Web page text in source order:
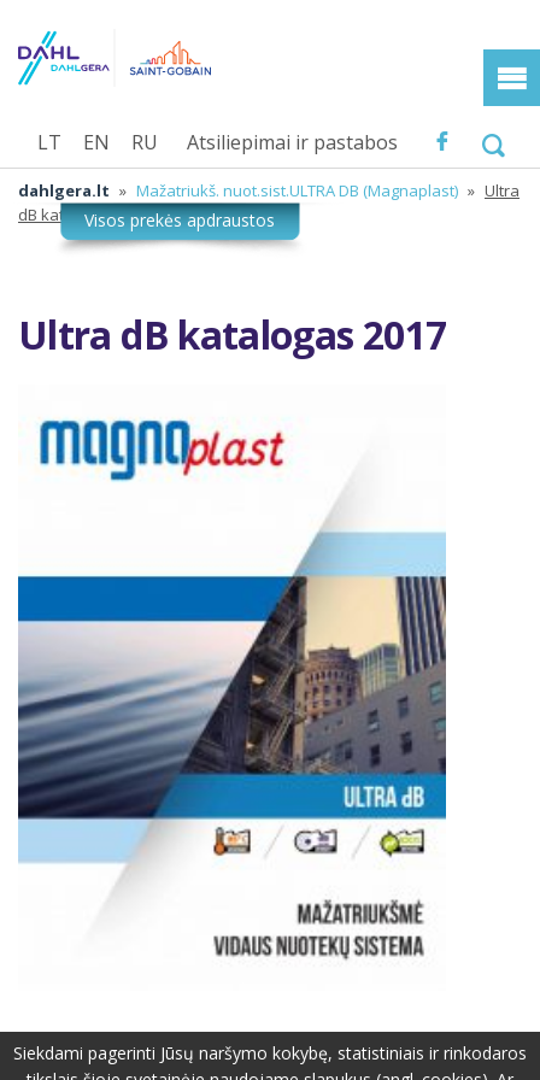
Atsiliepimai ir pastabos
LT EN RU
dahlgera.lt » Mažatriukš. nuot.sist.ULTRA DB (Magnaplast) » Ultra
dB katalogas 2017
Ultra dB katalogas 2017
Siekdami pagerinti Jūsų naršymo kokybę, statistiniais ir rinkodaros